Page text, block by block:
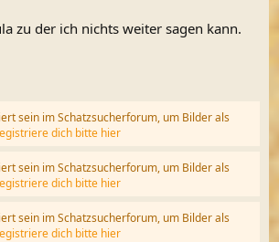
zu der ich nichts weiter sagen kann.
sein im Schatzsucherforum, um Bilder als
dich bitte hier
sein im Schatzsucherforum, um Bilder als
dich bitte hier
sein im Schatzsucherforum, um Bilder als
dich bitte hier